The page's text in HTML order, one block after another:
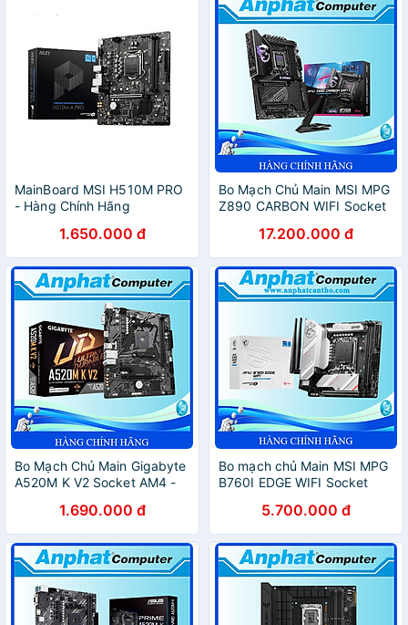
MainBoard MSI H510M PRO
- Hàng Chính Hãng
1.650.000 đ
Bo Mạch Chủ Main MSI MPG
Z890 CARBON WIFI Socket
17.200.000 đ
Bo Mạch Chủ Main Gigabyte
A520M K V2 Socket AM4 -
1.690.000 đ
Bo mạch chủ Main MSI MPG
B760I EDGE WIFI Socket
5.700.000 đ